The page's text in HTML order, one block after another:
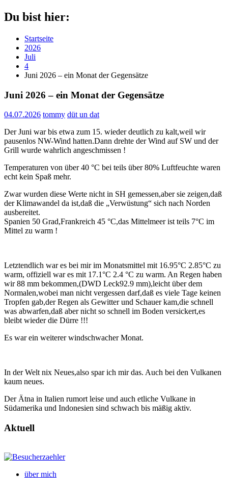
Du bist hier:
Startseite
2026
Juli
4
Juni 2026 – ein Monat der Gegensätze
Juni 2026 – ein Monat der Gegensätze
04.07.2026 tommy düt un dat
Der Juni war bis etwa zum 15. wieder deutlich zu kalt,weil wir
pausenlos NW-Wind hatten.Dann drehte der Wind auf SW und der
Grill wurde wahrlich angeschmissen !
Temperaturen von über 40 °C bei teils über 80% Luftfeuchte waren
echt kein Spaß mehr.
Zwar wurden diese Werte nicht in SH gemessen,aber sie zeigen,daß
der Klimawandel da ist,daß die „Verwüstung“ sich nach Norden
ausbereitet.
Spanien 50 Grad,Frankreich 45 °C,das Mittelmeer ist teils 7°C im
Mittel zu warm !
Letztendlich war es bei mir im Monatsmittel mit 16.95°C 2.85°C zu
warm, offiziell war es mit 17.1°C 2.4 °C zu warm. An Regen haben
wir 88 mm bekommen,(DWD Leck92.9 mm),leicht über dem
Normalen,wobei man nicht vergessen darf,daß es viele Tage keinen
Tropfen gab,der Regen als Gewitter und Schauer kam,die schnell
was abwarfen,daß aber nicht so schnell im Boden versickert,es
bleibt wieder die Dürre !!!
Es war ein weiterer windschwacher Monat.
In der Welt nix Neues,also spar ich mir das. Auch bei den Vulkanen
kaum neues.
Der Ätna in Italien rumort leise und auch etliche Vulkane in
Südamerika und Indonesien sind schwach bis mäßig aktiv.
Aktuell
über mich